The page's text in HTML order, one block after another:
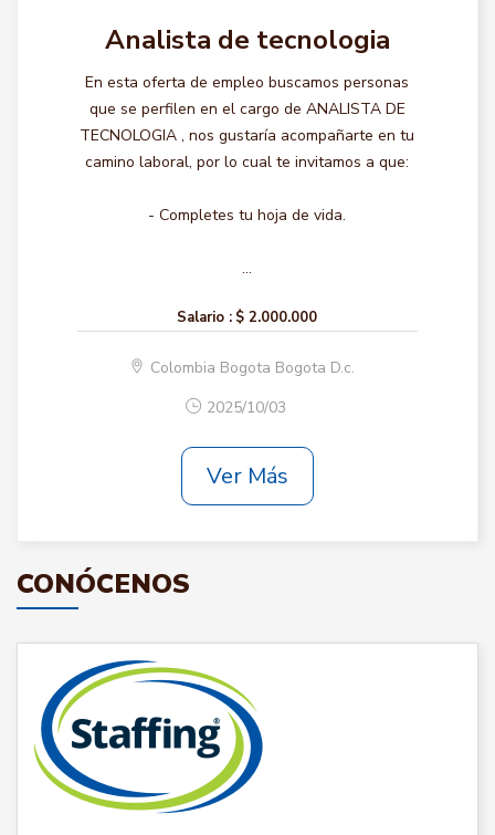
Analista de tecnologia
En esta oferta de empleo buscamos personas
que se perfilen en el cargo de ANALISTA DE
TECNOLOGIA , nos gustaría acompañarte en tu
camino laboral, por lo cual te invitamos a que:
- Completes tu hoja de vida.
...
Salario : $ 2.000.000
Colombia Bogota Bogota D.c.
2025/10/03
Ver Más
CONÓCENOS